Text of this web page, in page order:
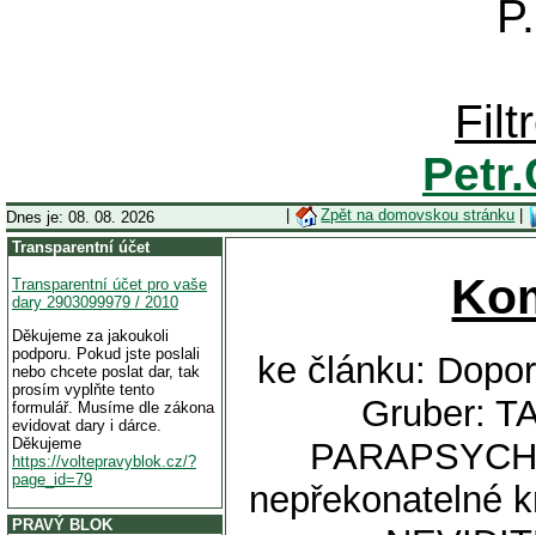
Dnes je: 08. 08. 2026 Zpět na domovskou stránku
Transparentní účet
Transparentní účet pro vaše
dary 2903099979 / 2010
Děkujeme za jakoukoli
podporu. Pokud jste poslali
nebo chcete poslat dar, tak
prosím vyplňte tento
formulář. Musíme dle zákona
evidovat dary i dárce.
Děkujeme
https://voltepravyblok.cz/?
page_id=79
PRAVÝ BLOK
ke článku:
Gruber:
nepřekonatelné